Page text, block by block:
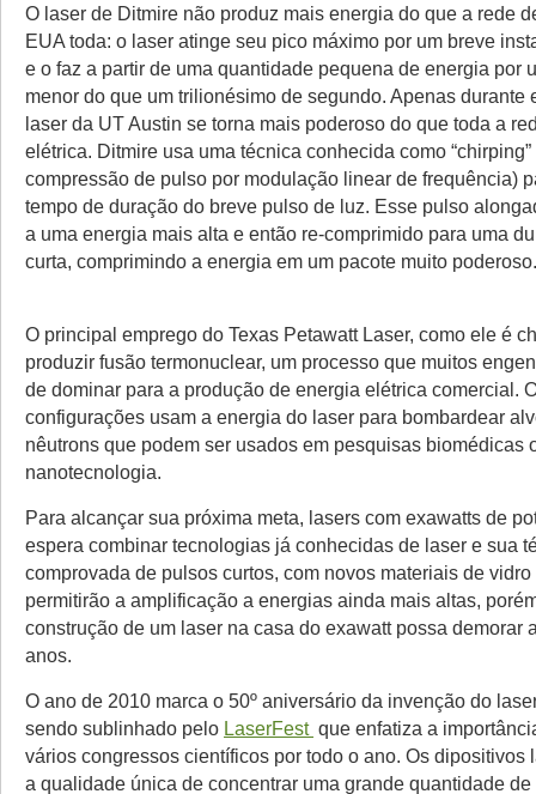
O laser de Ditmire não produz mais energia do que a rede
EUA toda: o laser atinge seu pico máximo por um breve
e o faz a partir de uma quantidade pequena de energia por
menor do que um trilionésimo de segundo. Apenas durante
laser da UT Austin se torna mais poderoso do que toda a
elétrica. Ditmire usa uma técnica conhecida como
compressão de pulso por modulação linear de frequência)
tempo de duração do breve pulso de luz. Esse pulso
a uma energia mais alta e então re-comprimido para uma
curta, comprimindo a energia em um pacote muito poderoso.
O principal emprego do Texas Petawatt Laser, como ele é
produzir fusão termonuclear, um processo que muitos
de dominar para a produção de energia elétrica comercial.
configurações usam a energia do laser para bombardear
nêutrons que podem ser usados em pesquisas biomédicas
nanotecnologia.
Para alcançar sua próxima meta, lasers com exawatts de
espera combinar tecnologias já conhecidas de laser e sua
comprovada de pulsos curtos, com novos materiais de
permitirão a amplificação a energias ainda mais altas,
construção de um laser na casa do exawatt possa demorar
anos.
O ano de 2010 marca o 50º aniversário da invenção do
sendo sublinhado pelo LaserFest que enfatiza a
vários congressos científicos por todo o ano. Os dipositivos
a qualidade única de concentrar uma grande quantidade